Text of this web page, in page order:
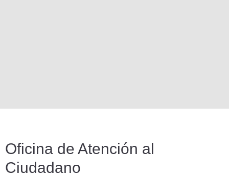
Oficina de Atención al
Ciudadano